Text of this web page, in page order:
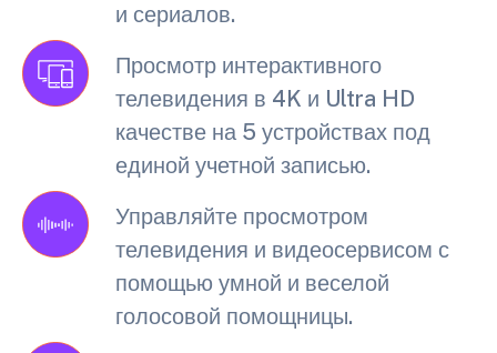
и сериалов.
Просмотр интерактивного
телевидения в 4K и Ultra HD
качестве на 5 устройствах под
единой учетной записью.
Управляйте просмотром
телевидения и видеосервисом с
помощью умной и веселой
голосовой помощницы.